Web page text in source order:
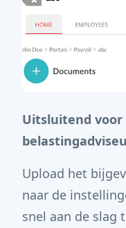
Uitsluitend voor
Upload het
naar de
snel aan de slag